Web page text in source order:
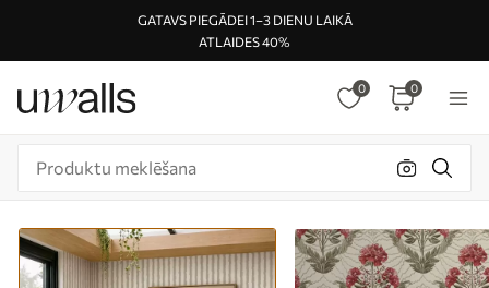
GATAVS PIEGĀDEI 1–3 DIENU LAIKĀ
ATLAIDES 40%
0 0